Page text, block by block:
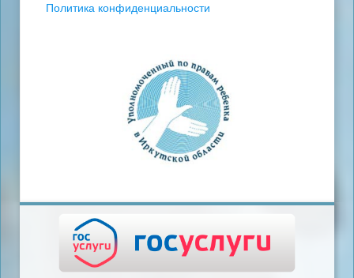
Политика конфиденциальности